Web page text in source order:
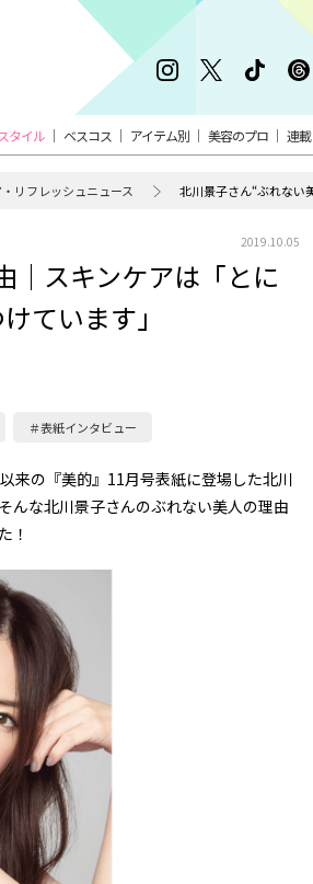
タイル ベスコス アイテム別 美容のプロ 連載
リフレッシュニュース
2019.10.05
｜スキンケアは「とに
ています」
＃表紙インタビュー
来の『美的』11月号表紙に登場した北川
な北川景子さんのぶれない美人の理由
！